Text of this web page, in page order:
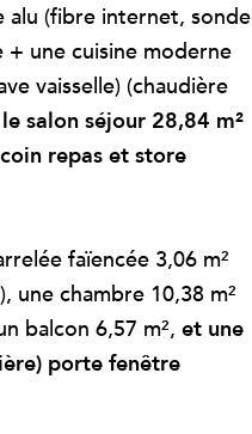
alu (fibre internet, sonde
+ une cuisine moderne
vaisselle) (chaudière
salon séjour 28,84 m²
repas et store
faïencée 3,06 m²
une chambre 10,38 m²
balcon 6,57 m², et une
porte fenêtre